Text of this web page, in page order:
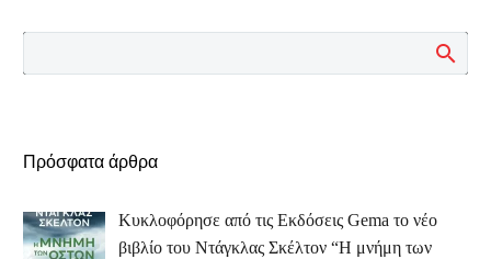
Πρόσφατα άρθρα
Κυκλοφόρησε από τις Εκδόσεις Gema το νέο
βιβλίο του Ντάγκλας Σκέλτον “Η μνήμη των